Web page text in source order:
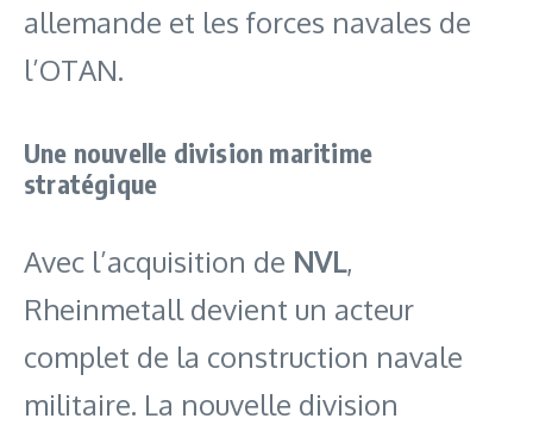
allemande et les forces navales de
l’OTAN.
Une nouvelle division maritime
stratégique
Avec l’acquisition de NVL,
Rheinmetall devient un acteur
complet de la construction navale
militaire. La nouvelle division